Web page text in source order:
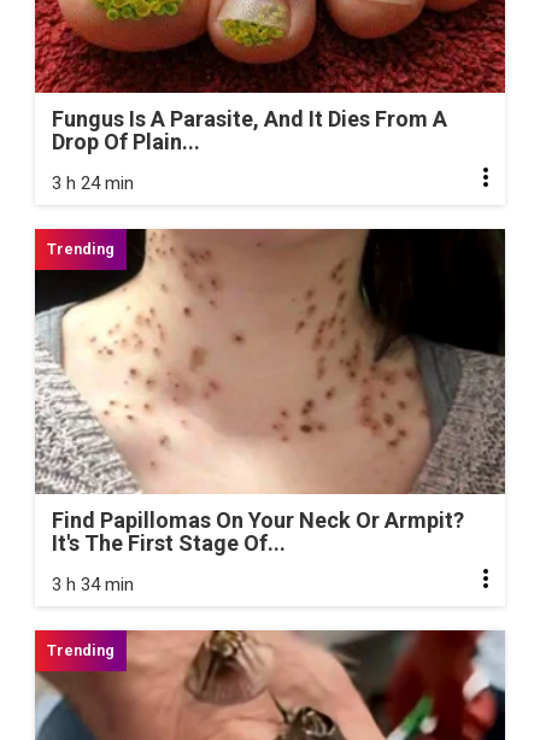
Fungus Is A Parasite, And It Dies From A
Drop Of Plain...
3 h 24 min
Find Papillomas On Your Neck Or Armpit?
It's The First Stage Of...
3 h 34 min